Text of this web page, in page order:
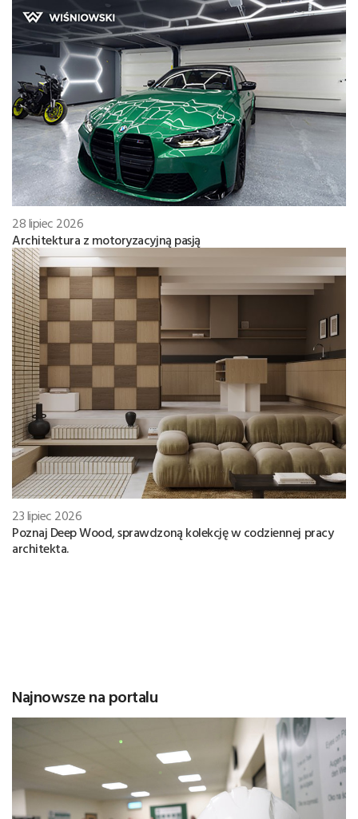
28 lipiec 2026
Architektura z motoryzacyjną pasją
23 lipiec 2026
Poznaj Deep Wood, sprawdzoną kolekcję w codziennej pracy
architekta.
Najnowsze na portalu